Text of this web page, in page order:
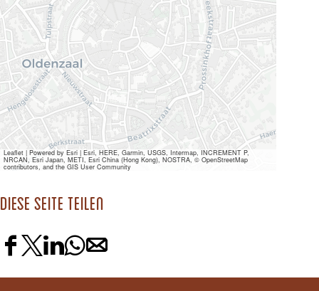
Leaflet | Powered by Esri | Esri, HERE, Garmin, USGS, Intermap, INCREMENT P,
NRCAN, Esri Japan, METI, Esri China (Hong Kong), NOSTRA, © OpenStreetMap
contributors, and the GIS User Community
Diese Seite teilen
D
i
D
i
D
i
D
i
D
i